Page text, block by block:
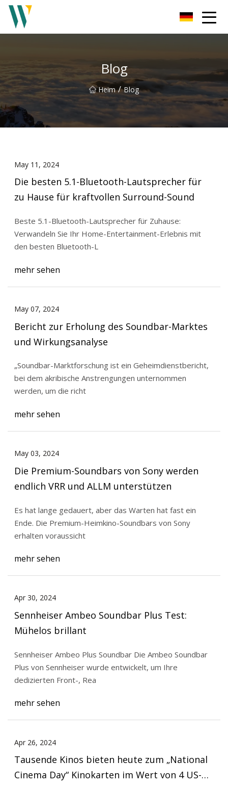
Blog
Heim / Blog
May 11, 2024
Die besten 5.1-Bluetooth-Lautsprecher für
zu Hause für kraftvollen Surround-Sound
Beste 5.1-Bluetooth-Lautsprecher für Zuhause:
Verwandeln Sie Ihr Home-Entertainment-Erlebnis mit
den besten Bluetooth-L
mehr sehen
May 07, 2024
Bericht zur Erholung des Soundbar-Marktes
und Wirkungsanalyse
„Soundbar-Marktforschung ist ein Geheimdienstbericht,
bei dem akribische Anstrengungen unternommen
werden, um die richt
mehr sehen
May 03, 2024
Die Premium-Soundbars von Sony werden
endlich VRR und ALLM unterstützen
Es hat lange gedauert, aber das Warten hat fast ein
Ende. Die Premium-Heimkino-Soundbars von Sony
erhalten voraussicht
mehr sehen
Apr 30, 2024
Sennheiser Ambeo Soundbar Plus Test:
Mühelos brillant
Sennheiser Ambeo Plus Soundbar Die Ambeo Soundbar
Plus von Sennheiser wurde entwickelt, um Ihre
dedizierten Front-, Rea
mehr sehen
Apr 26, 2024
Tausende Kinos bieten heute zum „National
Cinema Day“ Kinokarten im Wert von 4 US-